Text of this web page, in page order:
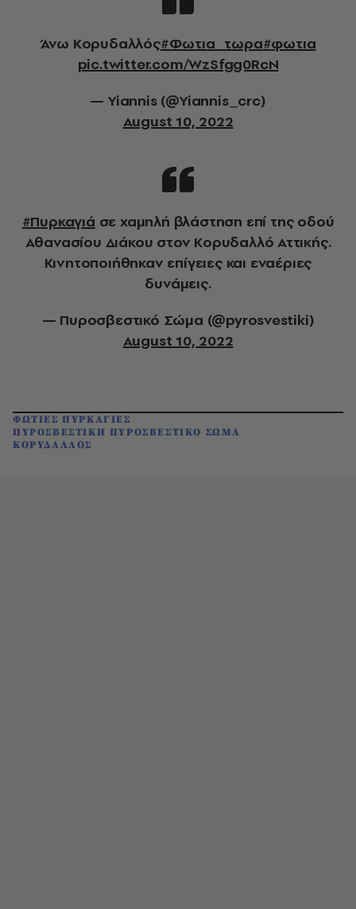
Άνω Κορυδαλλός#Φωτια_τωρα#φωτια
pic.twitter.com/WzSfgg0RcN
— Yiannis (@Yiannis_crc)
August 10, 2022
#Πυρκαγιά σε χαμηλή βλάστηση επί της οδού
Αθανασίου Διάκου στον Κορυδαλλό Αττικής.
Κινητοποιήθηκαν επίγειες και εναέριες
δυνάμεις.
— Πυροσβεστικό Σώμα (@pyrosvestiki)
August 10, 2022
ΦΩΤΙΕΣ ΠΥΡΚΑΓΙΕΣ
ΠΥΡΟΣΒΕΣΤΙΚΗ ΠΥΡΟΣΒΕΣΤΙΚΟ ΣΩΜΑ
ΚΟΡΥΔΑΛΛΟΣ